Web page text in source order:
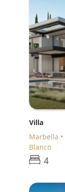
Villa
Marbella
Blanco
4